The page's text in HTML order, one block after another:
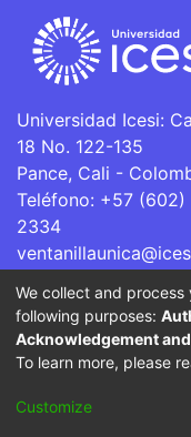
Universidad Icesi:
18 No. 122-135
Pance, Cali -
Teléfono: +57 (602)
2334
La Universidad
Superior que se
por parte del
Cookie
We collect and
following purposes:
Acknowledgement
To learn more, please
Customize